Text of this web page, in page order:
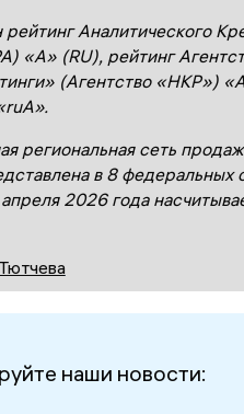
Аналитического
«А» (RU), рейтинг
(Агентство «НКР»)
региональная сеть
в 8 федеральных
2026 года
наши новости: